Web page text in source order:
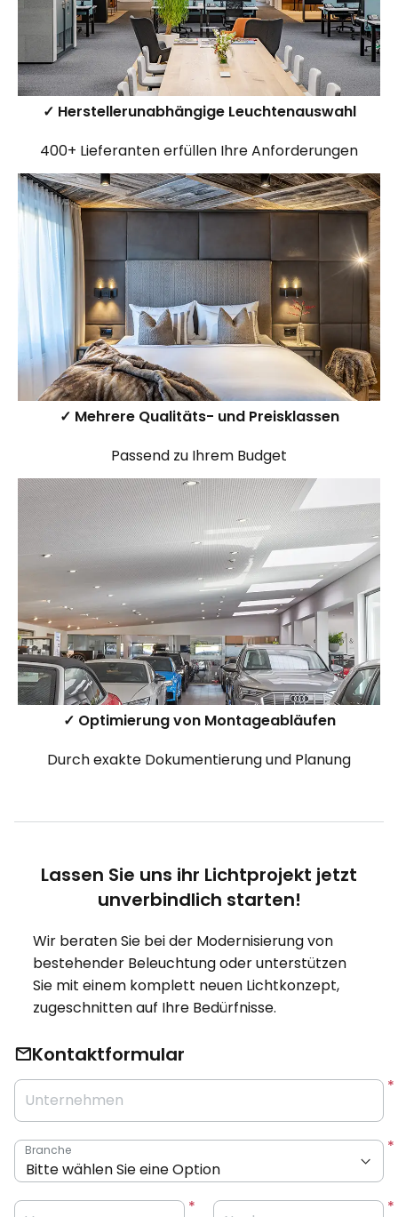
✓ Herstellerunabhängige Leuchtenauswahl
400+ Lieferanten erfüllen Ihre Anforderungen
✓ Mehrere Qualitäts- und Preisklassen
Passend zu Ihrem Budget
✓ Optimierung von Montageabläufen
Durch exakte Dokumentierung und Planung
Lassen Sie uns ihr Lichtprojekt jetzt
unverbindlich starten!
Wir beraten Sie bei der Modernisierung von
bestehender Beleuchtung oder unterstützen
Sie mit einem komplett neuen Lichtkonzept,
zugeschnitten auf Ihre Bedürfnisse.
Kontaktformular
Unternehmen
Branche